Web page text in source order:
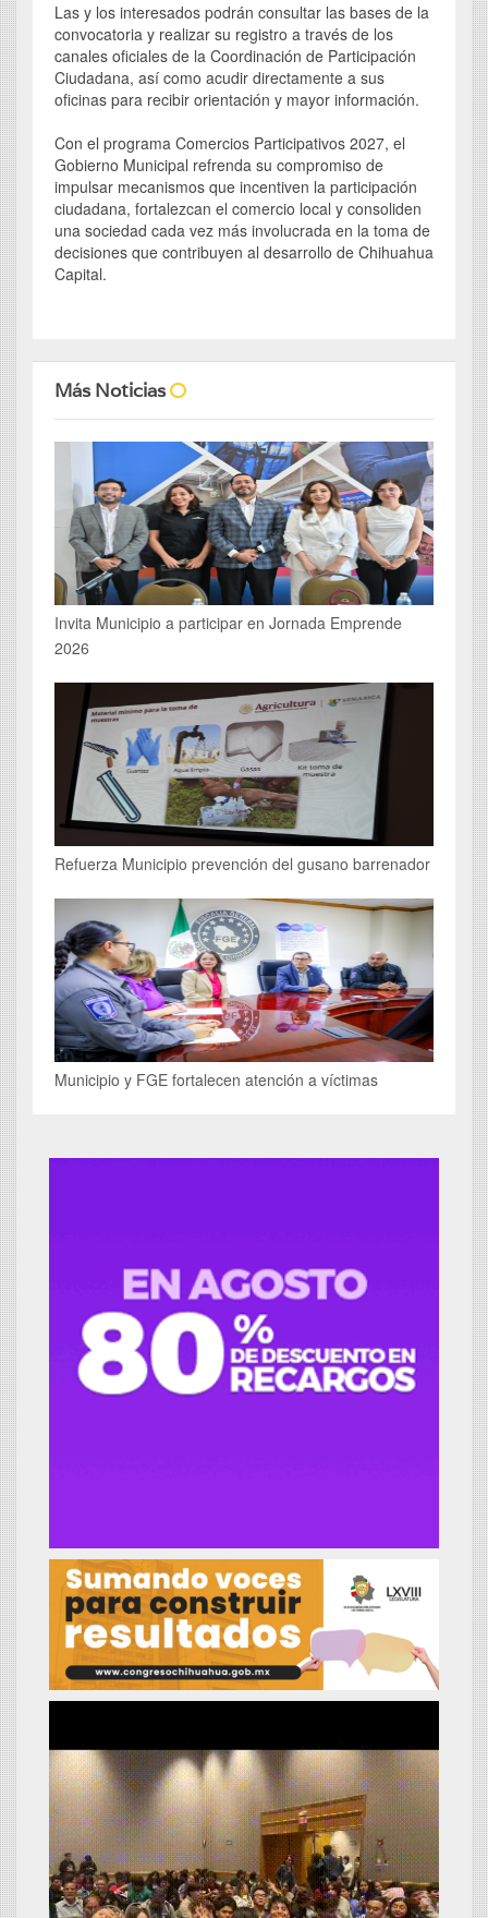
Las y los interesados podrán consultar las bases de la
convocatoria y realizar su registro a través de los
canales oficiales de la Coordinación de Participación
Ciudadana, así como acudir directamente a sus
oficinas para recibir orientación y mayor información.
Con el programa Comercios Participativos 2027, el
Gobierno Municipal refrenda su compromiso de
impulsar mecanismos que incentiven la participación
ciudadana, fortalezcan el comercio local y consoliden
una sociedad cada vez más involucrada en la toma de
decisiones que contribuyen al desarrollo de Chihuahua
Capital.
Más Noticias
Invita Municipio a participar en Jornada Emprende
2026
Refuerza Municipio prevención del gusano barrenador
Municipio y FGE fortalecen atención a víctimas